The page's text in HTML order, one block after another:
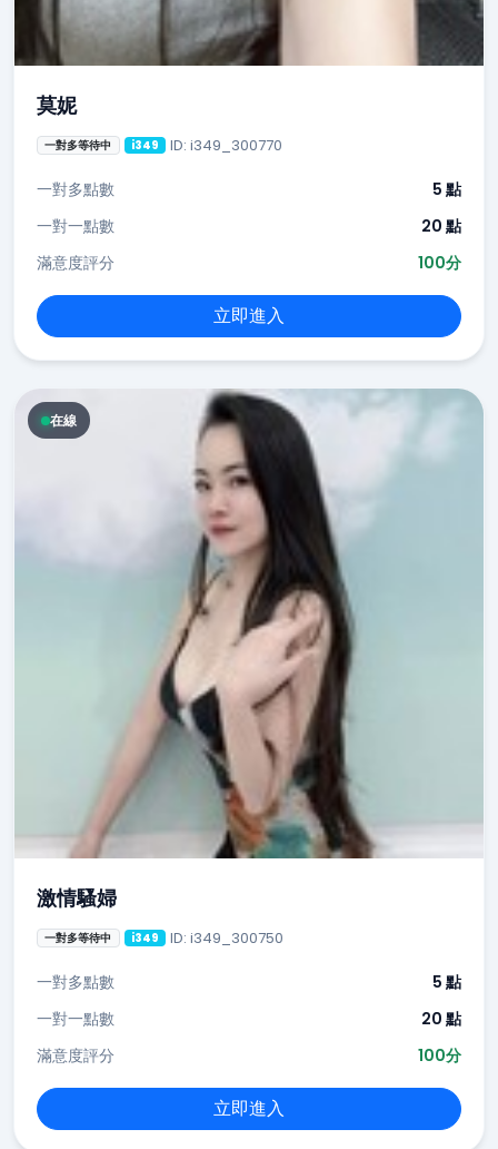
莫妮
一對多等待中 i349 ID: i349_300770
一對多點數
5 點
一對一點數
20 點
滿意度評分
100分
立即進入
在線
激情騷婦
一對多等待中 i349 ID: i349_300750
一對多點數
5 點
一對一點數
20 點
滿意度評分
100分
立即進入